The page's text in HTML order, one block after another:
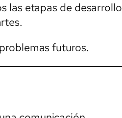
las etapas de desarrollo
futuros.